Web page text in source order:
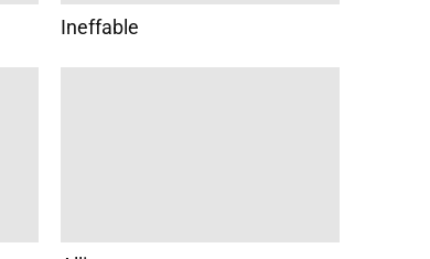
Ineffable